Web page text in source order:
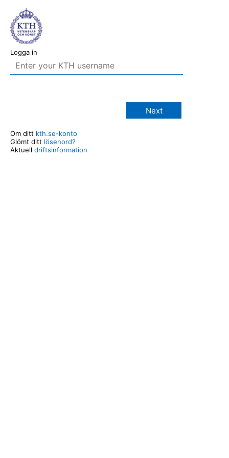
Logga in
Next
Om ditt kth.se-konto
Glömt ditt lösenord?
Aktuell driftsinformation